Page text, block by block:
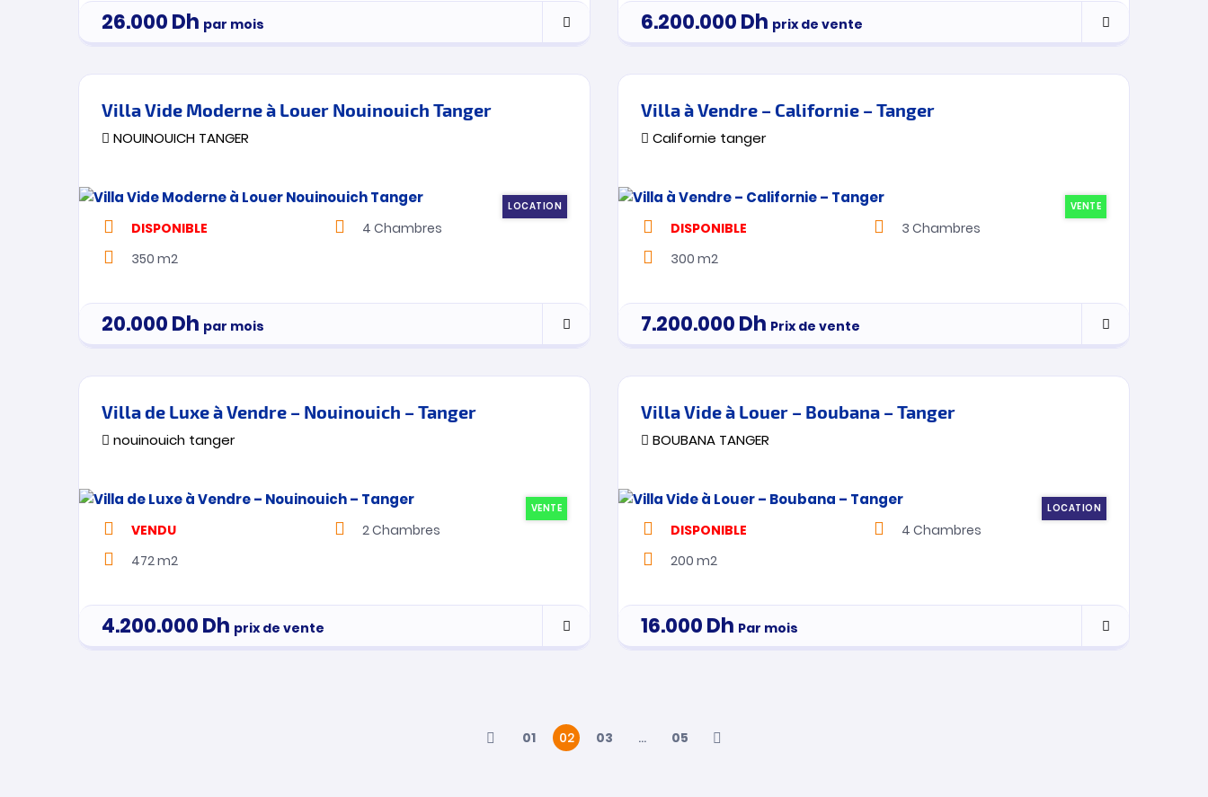
26.000Dh par mois 6.200.000Dh prix de vente
Villa Vide Moderne à Louer Nouinouich Tanger
NOUINOUICH TANGER
LOCATION
DISPONIBLE 4 Chambres
350 m2
20.000Dh par mois
Villa à Vendre – Californie – Tanger
Californie tanger
VENTE
DISPONIBLE 3 Chambres
300 m2
7.200.000Dh Prix de vente
Villa de Luxe à Vendre – Nouinouich – Tanger
nouinouich tanger
VENTE
VENDU 2Chambres
472 m2
4.200.000Dh prix de vente
Villa Vide à Louer – Boubana – Tanger
BOUBANA TANGER
LOCATION
DISPONIBLE 4 Chambres
200 m2
16.000Dh Par mois
01 02 03 … 05